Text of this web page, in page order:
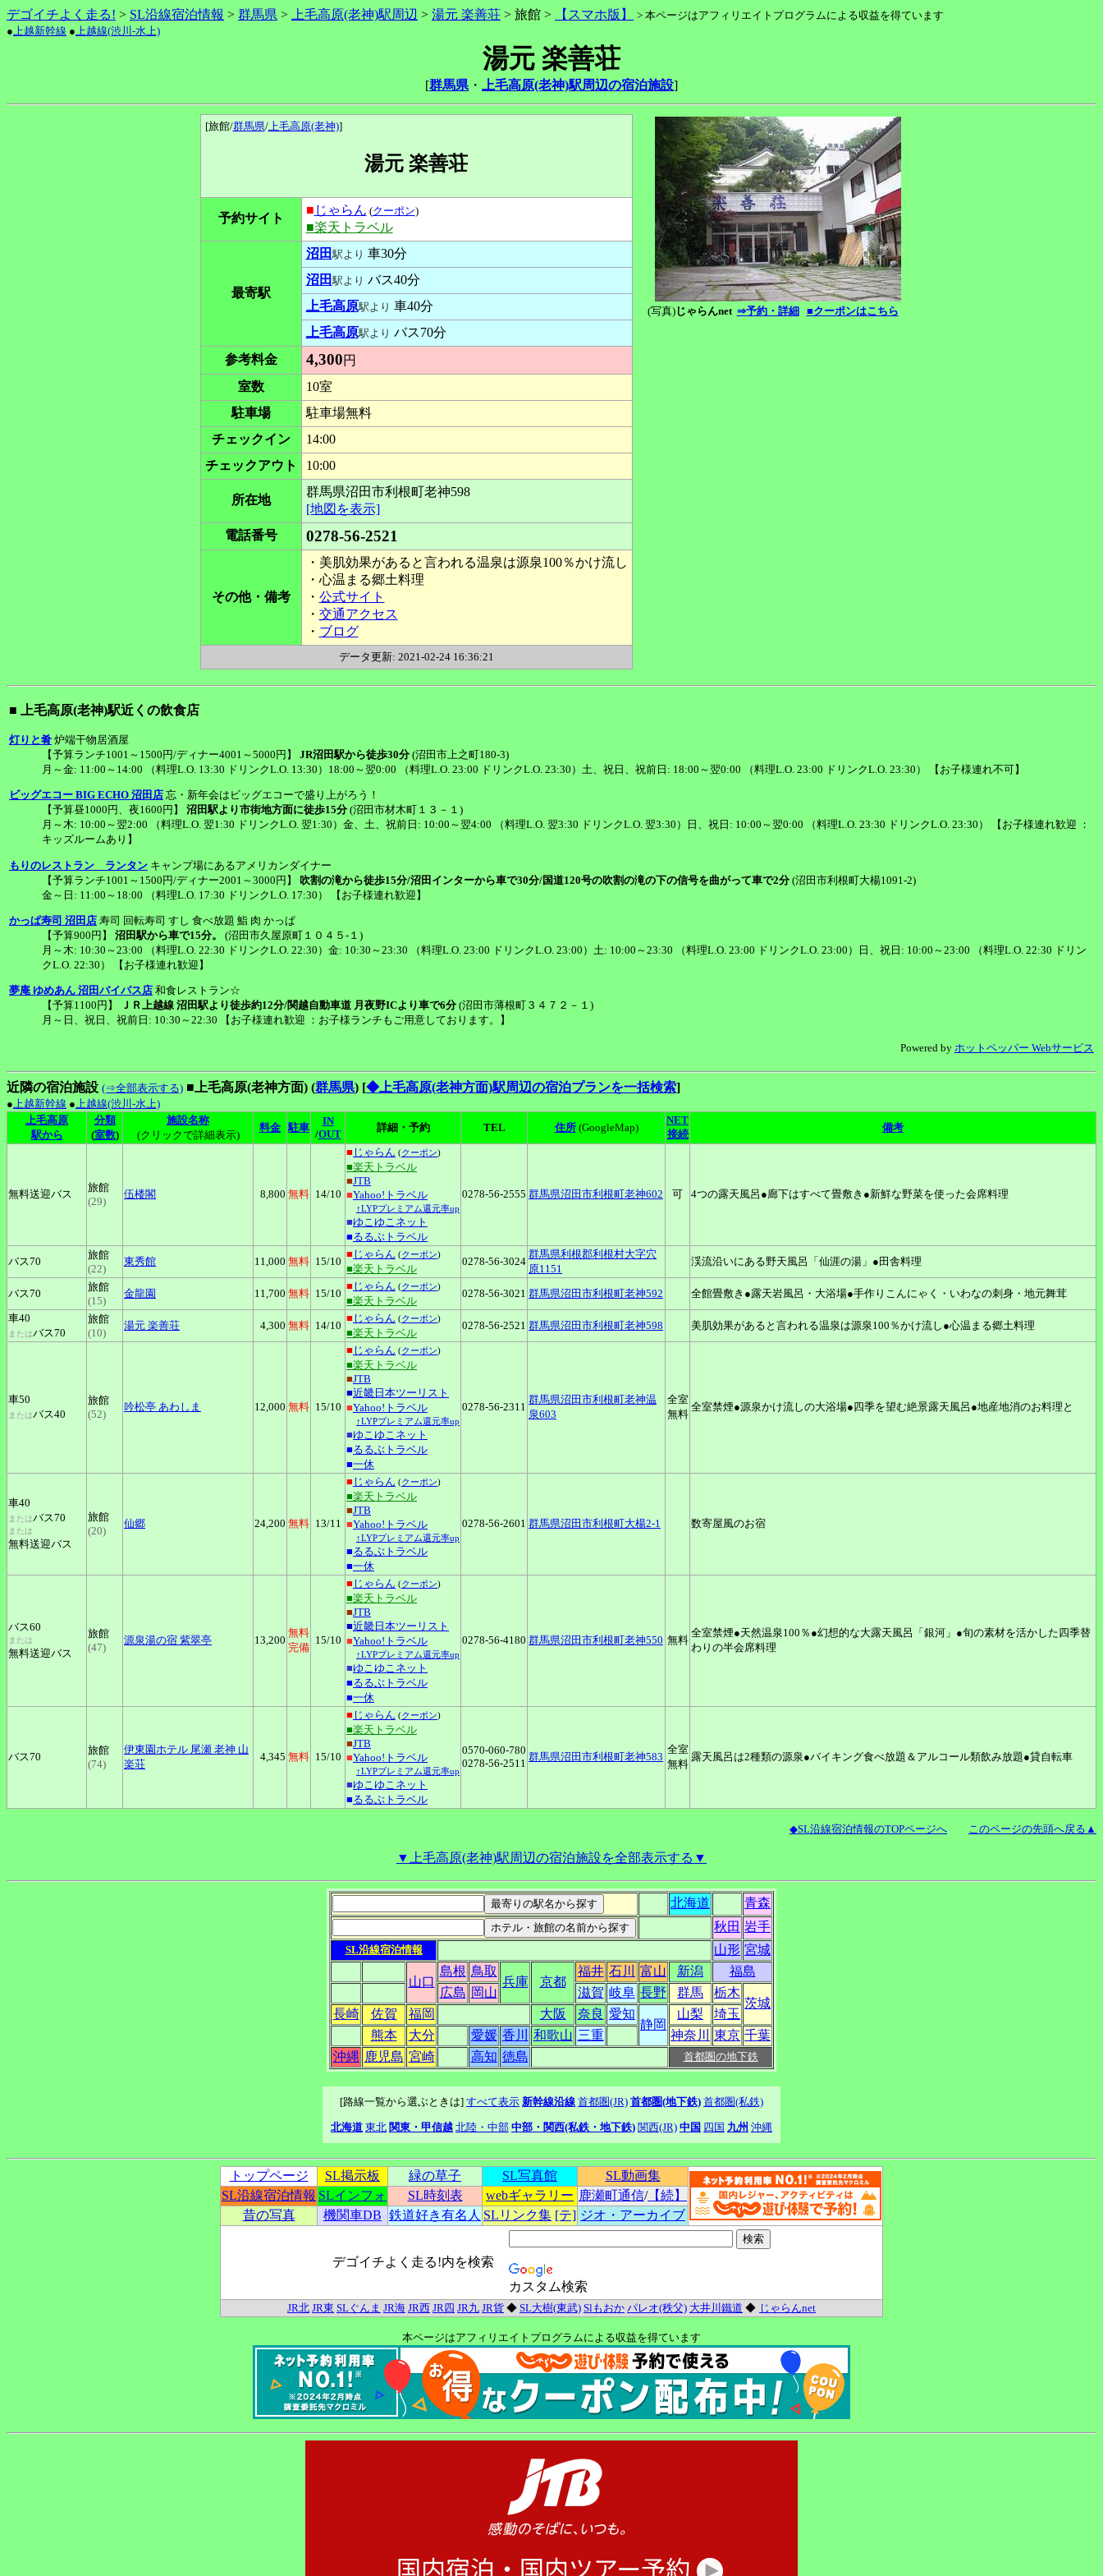
デゴイチよく走る! > SL沿線宿泊情報 > 群馬県 > 上毛高原(老神)駅周辺 > 湯元 楽善荘 > 旅館 > 【スマホ版】
> 本ページはアフィリエイトプログラムによる収益を得ています
●上越新幹線 ●上越線(渋川-水上)
湯元 楽善荘
[群馬県 ・ 上毛高原(老神)駅周辺の宿泊施設]
[旅館/群馬県/上毛高原(老神)]
湯元 楽善荘
予約サイト
■ じゃらん (クーポン)
■楽天トラベル
最寄駅
沼田駅より 車30分
沼田駅より バス40分
上毛高原駅より 車40分
上毛高原駅より バス70分
参考料金
4,300円
室数
10室
駐車場
駐車場無料
チェックイン
14:00
チェックアウト
10:00
所在地
群馬県沼田市利根町老神598
[地図を表示]
電話番号
0278-56-2521
その他・備考
・美肌効果があると言われる温泉は源泉100％かけ流し
・心温まる郷土料理
・ 公式サイト
・ 交通アクセス
・ ブログ
データ更新: 2021-02-24 16:36:21
(写真)じゃらんnet ⇒予約・詳細 ■クーポンはこちら
■ 上毛高原(老神)駅近くの飲食店
灯りと肴 炉端干物居酒屋
【予算ランチ1001～1500円/ディナー4001～5000円】 JR沼田駅から徒歩30分(沼田市上之町180-3)
月～金: 11:00～14:00 （料理L.O. 13:30 ドリンクL.O. 13:30）18:00～翌0:00 （料理L.O. 23:00 ドリンクL.O. 23:30）土、祝日、祝前日: 18:00～翌0:00 （料理L.O. 23:00 ドリンクL.O. 23:30） 【お子様連れ不可】
ビッグエコー BIG ECHO 沼田店 忘・新年会はビッグエコーで盛り上がろう！
【予算昼1000円、夜1600円】 沼田駅より市街地方面に徒歩15分(沼田市材木町１３－１)
月～木: 10:00～翌2:00 （料理L.O. 翌1:30 ドリンクL.O. 翌1:30）金、土、祝前日: 10:00～翌4:00 （料理L.O. 翌3:30 ドリンクL.O. 翌3:30）日、祝日: 10:00～翌0:00 （料理L.O. 23:30 ドリンクL.O. 23:30） 【お子様連れ歓迎 ：
キッズルームあり】
もりのレストラン ランタン キャンプ場にあるアメリカンダイナー
【予算ランチ1001～1500円/ディナー2001～3000円】 吹割の滝から徒歩15分/沼田インターから車で30分/国道120号の吹割の滝の下の信号を曲がって車で2分(沼田市利根町大楊1091-2)
金～日: 11:00～18:00 （料理L.O. 17:30 ドリンクL.O. 17:30） 【お子様連れ歓迎】
かっぱ寿司 沼田店 寿司 回転寿司 すし 食べ放題 鮨 肉 かっぱ
【予算900円】 沼田駅から車で15分。
(沼田市久屋原町１０４５-１)
月～木: 10:30～23:00 （料理L.O. 22:30 ドリンクL.O. 22:30）金: 10:30～23:30 （料理L.O. 23:00 ドリンクL.O. 23:00）土: 10:00～23:30 （料理L.O. 23:00 ドリンクL.O. 23:00）日、祝日: 10:00～23:00 （料理L.O. 22:30 ドリン
クL.O. 22:30） 【お子様連れ歓迎】
夢庵 ゆめあん 沼田バイパス店 和食レストラン☆
【予算1100円】
ＪＲ上越線 沼田駅より徒歩約12分/関越自動車道 月夜野ICより車で6分(沼田市薄根町３４７２－１)
月～日、祝日、祝前日: 10:30～22:30 【お子様連れ歓迎 ：お子様ランチもご用意しております。】
Powered by ホットペッパー Webサービス
近隣の宿泊施設 (⇒全部表示する) ■上毛高原(老神方面) (群馬県) [◆上毛高原(老神方面)駅周辺の宿泊プランを一括検索]
●上越新幹線 ●上越線(渋川-水上)
上毛高原
駅から
分類
(室数)
施設名称
(クリックで詳細表示)
料金 駐車
IN
/OUT
詳細・予約 TEL 住所(GoogleMap)
NET
接続
備考
無料送迎バス
旅館
(29)
伍楼閣 8,800 無料 14/10
■ じゃらん (クーポン)
■楽天トラベル
■JTB
■Yahoo!トラベル
↑LYPプレミアム還元率up
■ゆこゆこネット
■るるぶトラベル
0278-56-2555 群馬県沼田市利根町老神602 可 4つの露天風呂●廊下はすべて畳敷き●新鮮な野菜を使った会席料理
バス70
旅館
(22)
東秀館 11,000 無料 15/10
■ じゃらん (クーポン)
■楽天トラベル
0278-56-3024
群馬県利根郡利根村大字穴
原1151
渓流沿いにある野天風呂「仙涯の湯」●田舎料理
バス70
旅館
(15)
金龍園 11,700 無料 15/10
■ じゃらん (クーポン)
■楽天トラベル
0278-56-3021 群馬県沼田市利根町老神592
全館畳敷き●露天岩風呂・大浴場●手作りこんにゃく・いわなの刺身・地元舞茸
車40
またはバス70
旅館
(10)
湯元 楽善荘 4,300 無料 14/10
■ じゃらん (クーポン)
■楽天トラベル
0278-56-2521 群馬県沼田市利根町老神598 美肌効果があると言われる温泉は源泉100％かけ流し●心温まる郷土料理
車50
またはバス40
旅館
(52)
吟松亭 あわしま 12,000 無料 15/10
■ じゃらん (クーポン)
■楽天トラベル
■JTB
■近畿日本ツーリスト
■Yahoo!トラベル
↑LYPプレミアム還元率up
■ゆこゆこネット
■るるぶトラベル
■一休
0278-56-2311
群馬県沼田市利根町老神温
泉603
全室
無料
全室禁煙●源泉かけ流しの大浴場●四季を望む絶景露天風呂●地産地消のお料理と
車40
またはバス70
または
無料送迎バス
旅館
(20)
仙郷 24,200 無料 13/11
■ じゃらん (クーポン)
■楽天トラベル
■JTB
■Yahoo!トラベル
↑LYPプレミアム還元率up
■るるぶトラベル
■一休
0278-56-2601 群馬県沼田市利根町大楊2-1 数寄屋風のお宿
バス60
または
無料送迎バス
旅館
(47)
源泉湯の宿 紫翠亭 13,200
無料
完備
15/10
■ じゃらん (クーポン)
■楽天トラベル
■JTB
■近畿日本ツーリスト
■Yahoo!トラベル
↑LYPプレミアム還元率up
■ゆこゆこネット
■るるぶトラベル
■一休
0278-56-4180 群馬県沼田市利根町老神550 無料
全室禁煙●天然温泉100％●幻想的な大露天風呂「銀河」●旬の素材を活かした四季替
わりの半会席料理
バス70
旅館
(74)
伊東園ホテル 尾瀬 老神 山
楽荘
4,345 無料 15/10
■ じゃらん (クーポン)
■楽天トラベル
■JTB
■Yahoo!トラベル
↑LYPプレミアム還元率up
■ゆこゆこネット
■るるぶトラベル
0570-060-780
0278-56-2511
群馬県沼田市利根町老神583
全室
無料
露天風呂は2種類の源泉●バイキング食べ放題＆アルコール類飲み放題●貸自転車
◆SL沿線宿泊情報のTOPページへ このページの先頭へ戻る▲
▼上毛高原(老神)駅周辺の宿泊施設を全部表示する▼
北海道
青森
秋田 岩手
SL沿線宿泊情報 山形 宮城
山口
島根 鳥取
兵庫 京都
福井 石川 富山 新潟
福島
広島 岡山 滋賀 岐阜 長野 群馬 栃木
茨城
長崎 佐賀 福岡 大阪 奈良 愛知
静岡
山梨
埼玉
熊本
大分 愛媛 香川 和歌山 三重 神奈川 東京 千葉
沖縄 鹿児島 宮崎 高知 徳島 首都圏の地下鉄
[路線一覧から選ぶときは] すべて表示 新幹線沿線 首都圏(JR) 首都圏(地下鉄) 首都圏(私鉄)
北海道 東北 関東・甲信越 北陸・中部 中部・関西(私鉄・地下鉄) 関西(JR) 中国 四国 九州 沖縄
トップページ SL掲示板 緑の草子 SL写真館
SL動画集
SL沿線宿泊情報 SLインフォ SL時刻表 webギャラリー 鹿瀬町通信/【続】
昔の写真
機関車DB 鉄道好き有名人 SLリンク集 [テ] ジオ・アーカイブ
デゴイチよく走る!内を検索
カスタム検索
JR北 JR東 SLぐんま JR海 JR西 JR四 JR九 JR貨 ◆ SL大樹(東武) Slもおか パレオ(秩父) 大井川鐵道 ◆ じゃらんnet
本ページはアフィリエイトプログラムによる収益を得ています